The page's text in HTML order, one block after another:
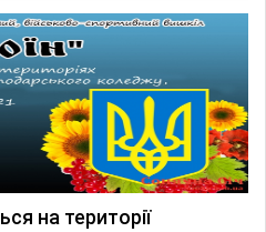
на території